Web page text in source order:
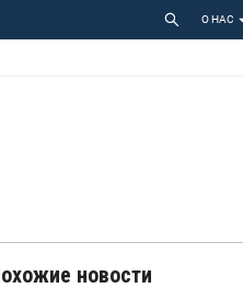
О НАС
новости